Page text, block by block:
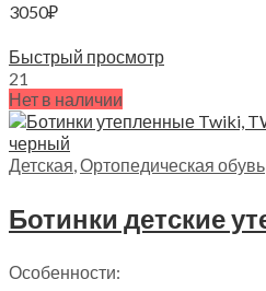
3050₽
Быстрый просмотр
21
Нет в наличии
Детская,Ортопедическая обувь
Особенности: